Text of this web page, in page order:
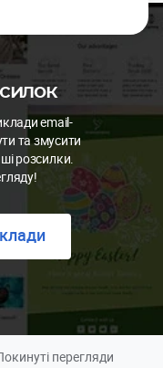
email-
та змусити
розсилки.
перегляди